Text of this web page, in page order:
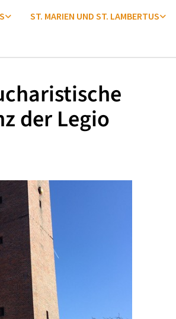
ST. MARIEN UND ST. LAMBERTUS
der Legio